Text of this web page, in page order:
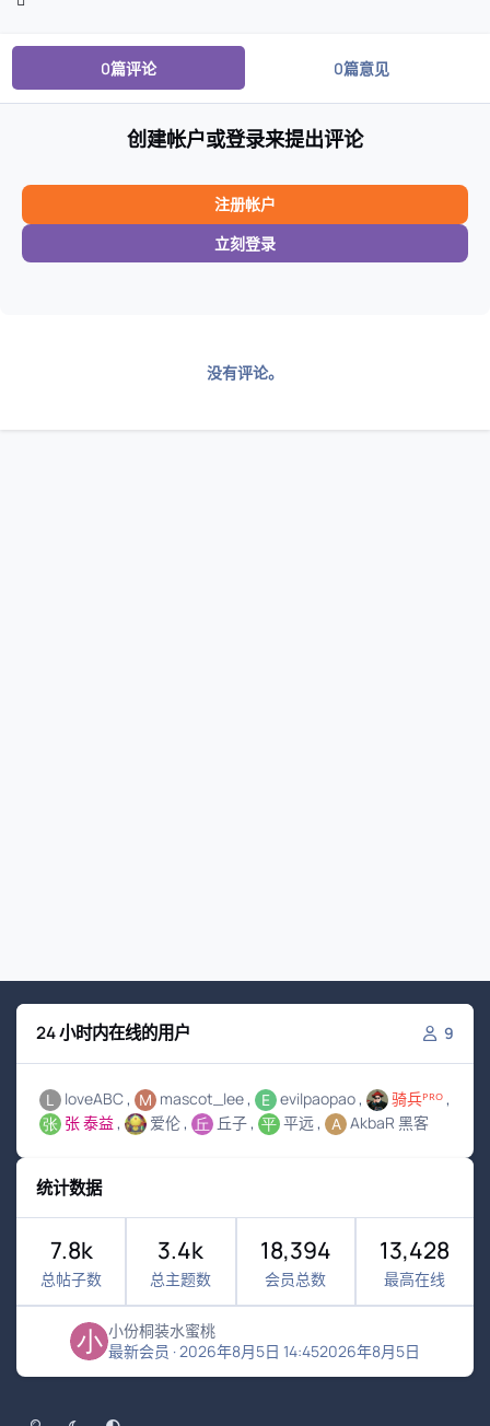
0篇评论 0篇意见
创建帐户或登录来提出评论
注册帐户
立刻登录
没有评论。
24 小时内在线的用户 9
loveABC mascot_lee evilpaopao
骑兵ᴾᴿᴼ
张 泰益
爱伦 丘子 平远 AkbaR 黑客
统计数据
7.8k
总帖子数
3.4k
总主题数
18,394
会员总数
13,428
最高在线
小份桐装水蜜桃
最新会员 ·2026年8月5日 14:452026年8月5日
浅色模式黑暗模式系统偏好